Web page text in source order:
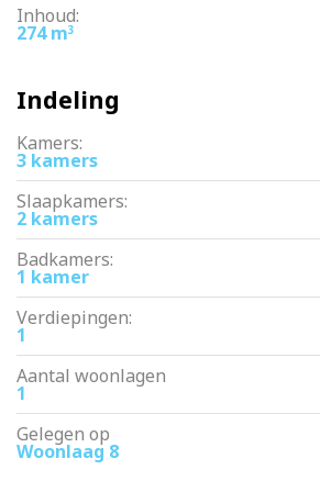
=> veel opbergruimte
=> riante living met open keuken
=> goede en actieve VvE.
aanwezig
=> levering: kan per direct
Inhoud:
274 m3
Indeling
Kamers:
3 kamers
Slaapkamers:
2 kamers
Badkamers:
1 kamer
Verdiepingen:
1
Aantal woonlagen
1
Gelegen op
Woonlaag 8